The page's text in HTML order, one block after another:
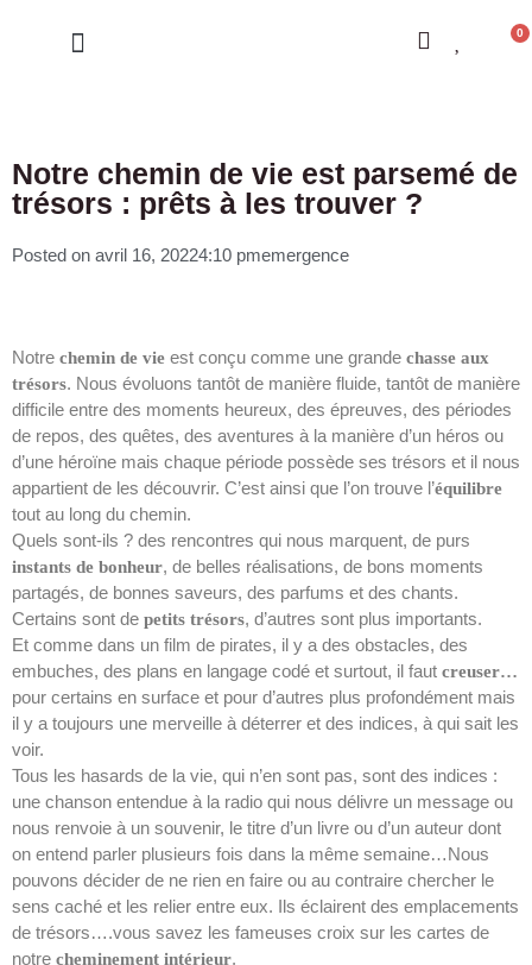
0
Notre chemin de vie est parsemé de
trésors : prêts à les trouver ?
Posted on avril 16, 20224:10 pmemergence
Notre chemin de vie est conçu comme une grande chasse aux
trésors. Nous évoluons tantôt de manière fluide, tantôt de manière
difficile entre des moments heureux, des épreuves, des périodes
de repos, des quêtes, des aventures à la manière d’un héros ou
d’une héroïne mais chaque période possède ses trésors et il nous
appartient de les découvrir. C’est ainsi que l’on trouve l’équilibre
tout au long du chemin.
Quels sont-ils ? des rencontres qui nous marquent, de purs
instants de bonheur, de belles réalisations, de bons moments
partagés, de bonnes saveurs, des parfums et des chants.
Certains sont de petits trésors, d’autres sont plus importants.
Et comme dans un film de pirates, il y a des obstacles, des
embuches, des plans en langage codé et surtout, il faut creuser…
pour certains en surface et pour d’autres plus profondément mais
il y a toujours une merveille à déterrer et des indices, à qui sait les
voir.
Tous les hasards de la vie, qui n’en sont pas, sont des indices :
une chanson entendue à la radio qui nous délivre un message ou
nous renvoie à un souvenir, le titre d’un livre ou d’un auteur dont
on entend parler plusieurs fois dans la même semaine…Nous
pouvons décider de ne rien en faire ou au contraire chercher le
sens caché et les relier entre eux. Ils éclairent des emplacements
de trésors….vous savez les fameuses croix sur les cartes de
notre cheminement intérieur.